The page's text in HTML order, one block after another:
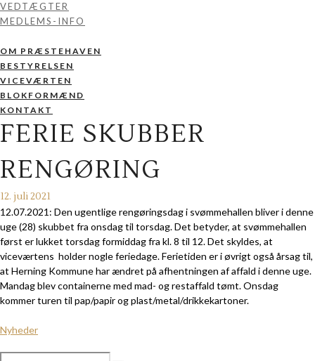
VEDTÆGTER
MEDLEMS-INFO
OM PRÆSTEHAVEN
BESTYRELSEN
VICEVÆRTEN
BLOKFORMÆND
KONTAKT
FERIE SKUBBER
RENGØRING
12. juli 2021
12.07.2021: Den ugentlige rengøringsdag i svømmehallen bliver i denne
uge (28) skubbet fra onsdag til torsdag. Det betyder, at svømmehallen
først er lukket torsdag formiddag fra kl. 8 til 12. Det skyldes, at
viceværtens holder nogle feriedage. Ferietiden er i øvrigt også årsag til,
at Herning Kommune har ændret på afhentningen af affald i denne uge.
Mandag blev containerne med mad- og restaffald tømt. Onsdag
kommer turen til pap/papir og plast/metal/drikkekartoner.
Nyheder